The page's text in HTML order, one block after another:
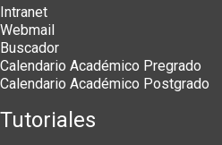
Intranet
Webmail
Buscador
Calendario Académico Pregrado
Calendario Académico Postgrado
Tutoriales